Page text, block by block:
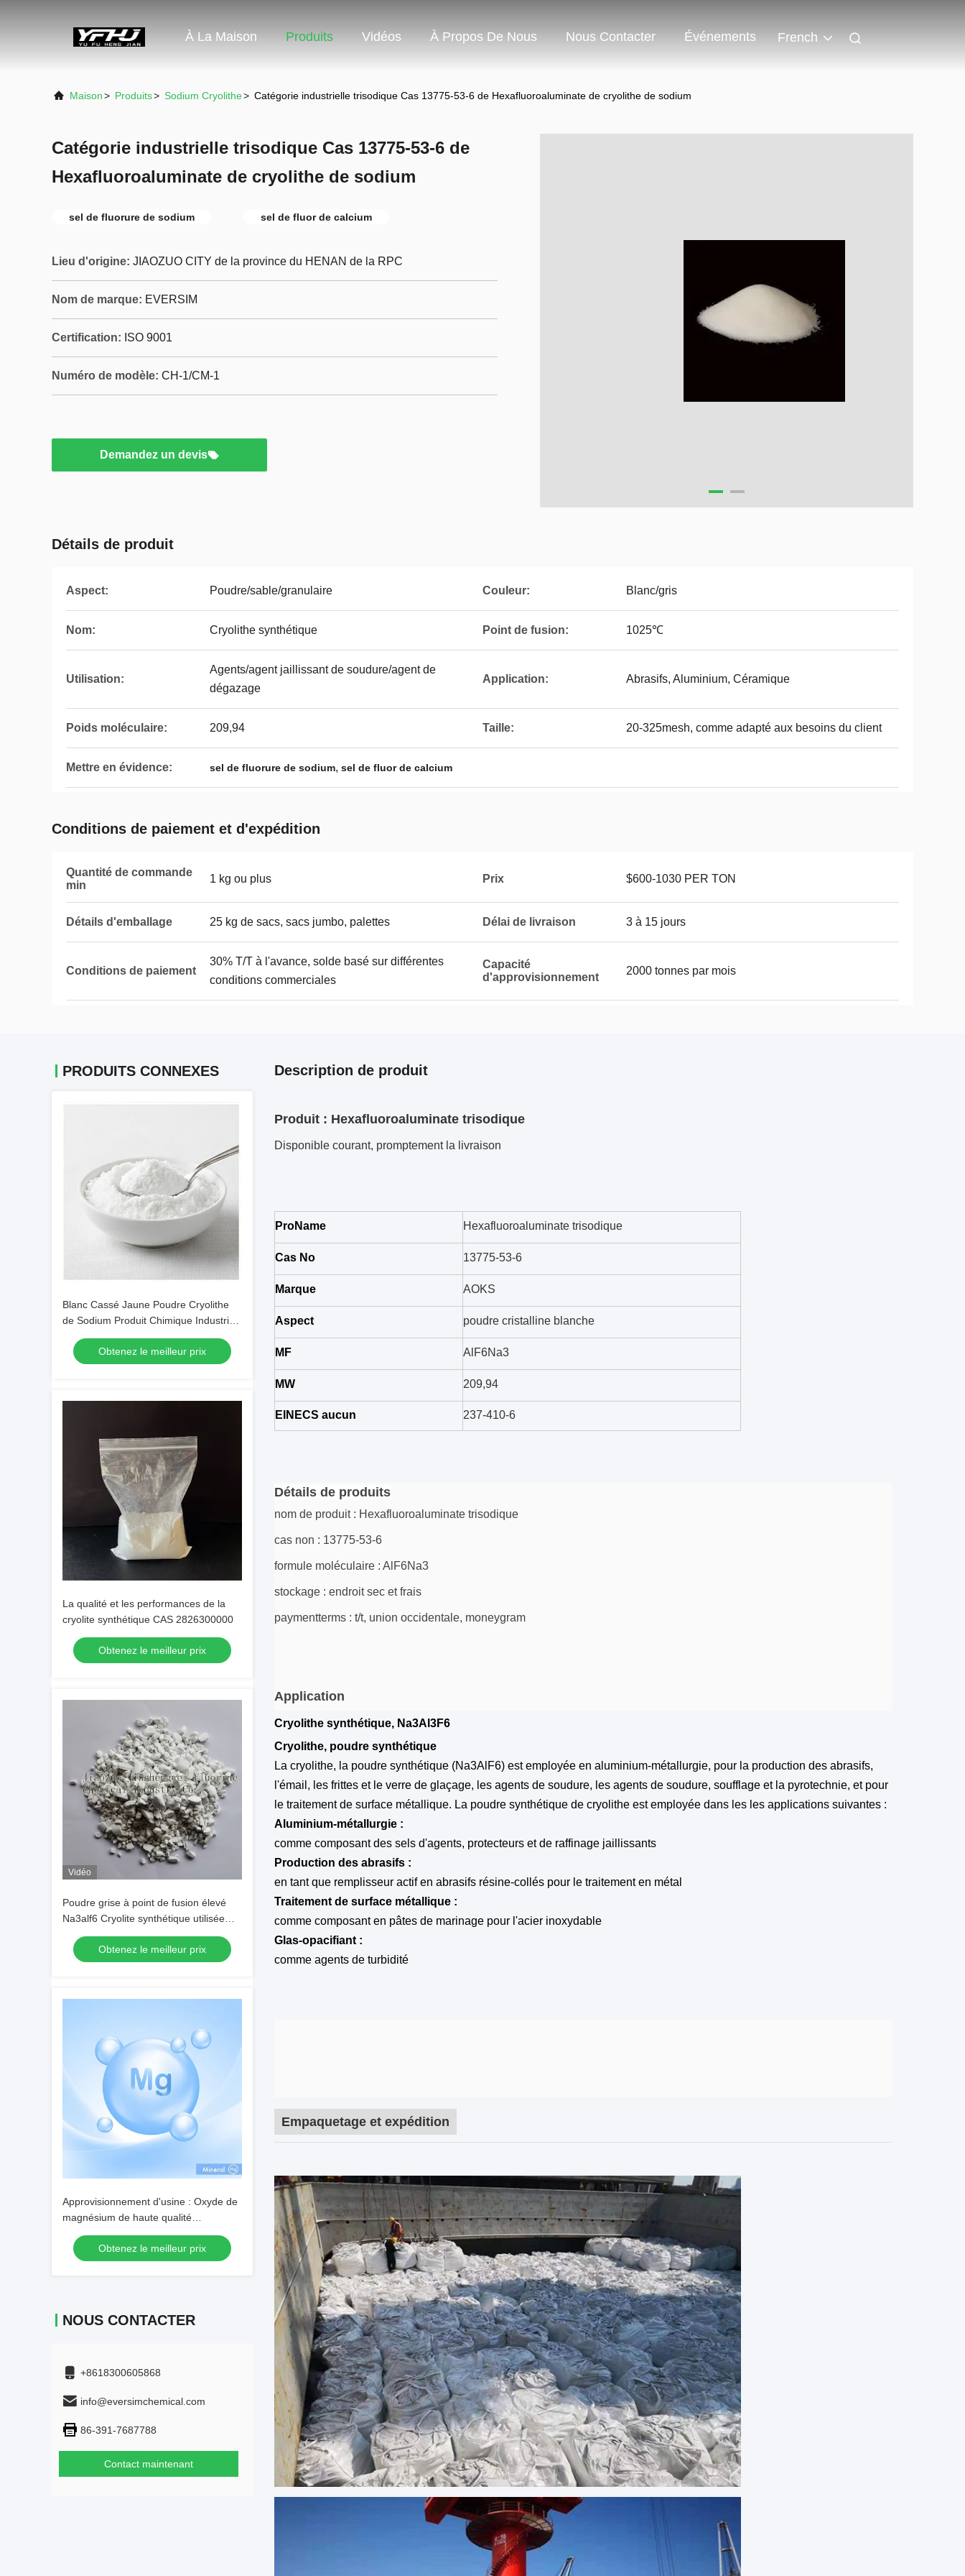
À La Maison Produits Vidéos À Propos De Nous Nous Contacter Événements French
Maison> Produits> Sodium Cryolithe> Catégorie industrielle trisodique Cas 13775-53-6 de Hexafluoroaluminate de cryolithe de sodium
Catégorie industrielle trisodique Cas 13775-53-6 de
Hexafluoroaluminate de cryolithe de sodium
sel de fluorure de sodium sel de fluor de calcium
Lieu d'origine: JIAOZUO CITY de la province du HENAN de la RPC
Nom de marque: EVERSIM
Certification: ISO 9001
Numéro de modèle: CH-1/CM-1
Demandez un devis
Détails de produit
Aspect: Poudre/sable/granulaire Couleur: Blanc/gris
Nom: Cryolithe synthétique Point de fusion: 1025℃
Utilisation:
Agents/agent jaillissant de soudure/agent de
dégazage
Application: Abrasifs, Aluminium, Céramique
Poids moléculaire: 209,94 Taille: 20-325mesh, comme adapté aux besoins du client
Mettre en évidence: sel de fluorure de sodium, sel de fluor de calcium
Conditions de paiement et d'expédition
Quantité de commande
min
1 kg ou plus Prix $600-1030 PER TON
Détails d'emballage 25 kg de sacs, sacs jumbo, palettes Délai de livraison 3 à 15 jours
Conditions de paiement
30% T/T à l'avance, solde basé sur différentes
conditions commerciales
Capacité
d'approvisionnement
2000 tonnes par mois
PRODUITS CONNEXES
Blanc Cassé Jaune Poudre Cryolithe
de Sodium Produit Chimique Industriel
avec un Poids Moléculaire de 209,94
Obtenez le meilleur prix
La qualité et les performances de la
cryolite synthétique CAS 2826300000
Obtenez le meilleur prix
Vidéo
Poudre grise à point de fusion élevé
Na3alf6 Cryolite synthétique utilisée
comme flux d'électrolyse de
l'aluminiumObtenez le meilleur prix
Approvisionnement d'usine : Oxyde de
magnésium de haute qualité
(personnalisable sur demande) — N°
CAS 1309-48-4
Obtenez le meilleur prix
NOUS CONTACTER
+8618300605868
info@eversimchemical.com
86-391-7687788
Contact maintenant
Description de produit
Produit : Hexafluoroaluminate trisodique
Disponible courant, promptement la livraison
ProName Hexafluoroaluminate trisodique
Cas No 13775-53-6
Marque AOKS
Aspect poudre cristalline blanche
MF AlF6Na3
MW 209,94
EINECS aucun 237-410-6
Détails de produits
nom de produit : Hexafluoroaluminate trisodique
cas non : 13775-53-6
formule moléculaire : AlF6Na3
stockage : endroit sec et frais
paymentterms : t/t, union occidentale, moneygram
Application
Cryolithe synthétique, Na3Al3F6
Cryolithe, poudre synthétique
La cryolithe, la poudre synthétique (Na3AlF6) est employée en aluminium-métallurgie, pour la production des abrasifs,
l'émail, les frittes et le verre de glaçage, les agents de soudure, les agents de soudure, soufflage et la pyrotechnie, et pour
le traitement de surface métallique. La poudre synthétique de cryolithe est employée dans les les applications suivantes :
Aluminium-métallurgie :
comme composant des sels d'agents, protecteurs et de raffinage jaillissants
Production des abrasifs :
en tant que remplisseur actif en abrasifs résine-collés pour le traitement en métal
Traitement de surface métallique :
comme composant en pâtes de marinage pour l'acier inoxydable
Glas-opacifiant :
comme agents de turbidité
Empaquetage et expédition